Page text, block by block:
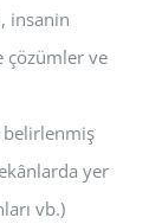
insanin
çözümler ve
belirlenmiş
yer
vb.)